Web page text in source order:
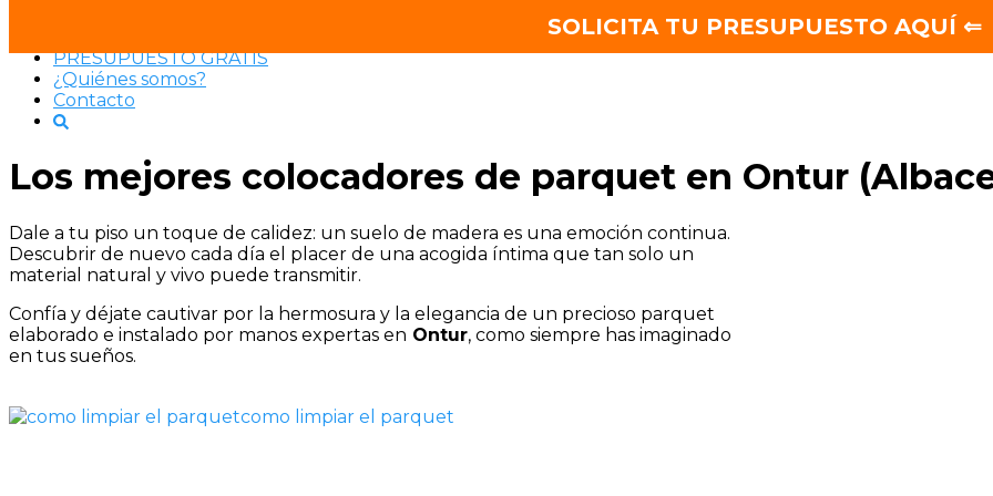
contenidoPRESUPUESTO GRATIS
¿Quiénes somos?
Contacto
Los mejores colocadores de parquet en Ontur
Dale a tu piso un toque de calidez: un suelo de madera es una emoción continua.
Descubrir de nuevo cada día el placer de una acogida íntima que tan solo un
material natural y vivo puede transmitir.
Confía y déjate cautivar por la hermosura y la elegancia de un precioso parquet
elaborado e instalado por manos expertas en Ontur, como siempre has imaginado
en tus sueños.
como limpiar el parquet
SOLICITA TU PRESUPUESTO AQUÍ ⇐